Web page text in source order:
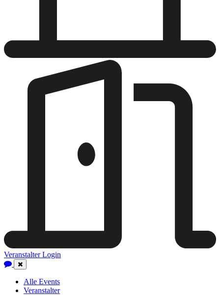
Veranstalter Login
Close
Navigation
Alle Events
Veranstalter